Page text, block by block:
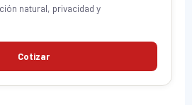
natural, privacidad y
Cotizar